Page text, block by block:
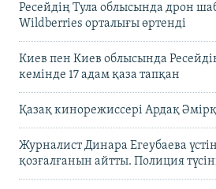
Ресейдің Тула облысында дрон
Wildberries орталығы өртенді
Киев пен Киев облысында
кемінде 17 адам қаза тапқан
Қазақ кинорежиссері Ардақ
Журналист Динара Егеубаева
қозғалғанын айтты. Полиция